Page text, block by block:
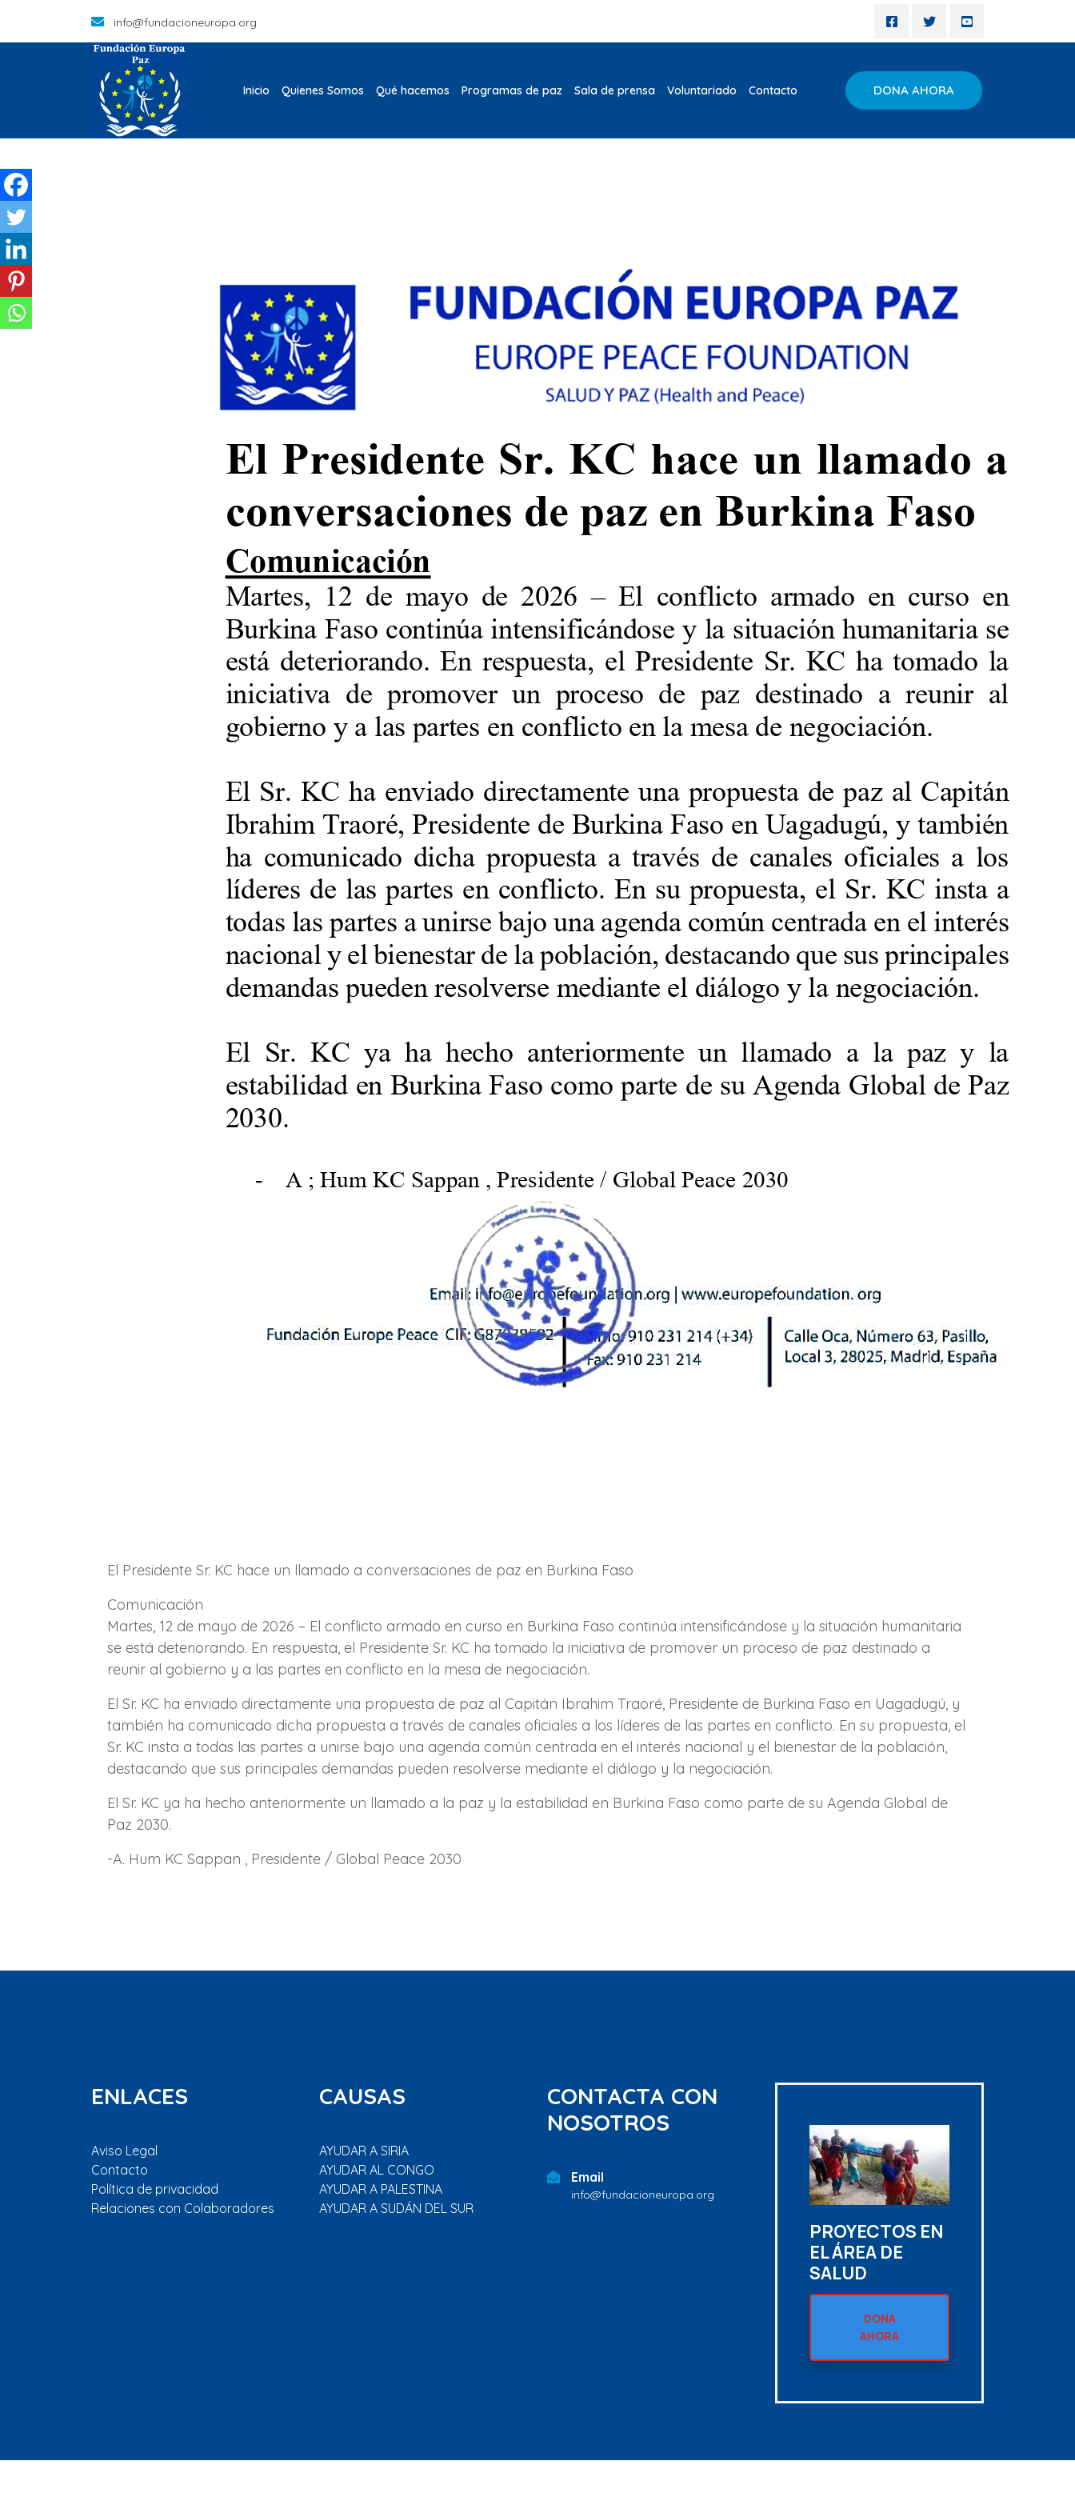
info@fundacioneuropa.org
Inicio Quienes Somos Qué hacemos Programas de paz Sala de prensa Voluntariado Contacto DONA AHORA
El Presidente Sr. KC hace un llamado a conversaciones de paz en Burkina Faso
Comunicación
Martes, 12 de mayo de 2026 – El conflicto armado en curso en Burkina Faso continúa intensificándose y la situación humanitaria
se está deteriorando. En respuesta, el Presidente Sr. KC ha tomado la iniciativa de promover un proceso de paz destinado a
reunir al gobierno y a las partes en conflicto en la mesa de negociación.
El Sr. KC ha enviado directamente una propuesta de paz al Capitán Ibrahim Traoré, Presidente de Burkina Faso en Uagadugú, y
también ha comunicado dicha propuesta a través de canales oficiales a los líderes de las partes en conflicto. En su propuesta, el
Sr. KC insta a todas las partes a unirse bajo una agenda común centrada en el interés nacional y el bienestar de la población,
destacando que sus principales demandas pueden resolverse mediante el diálogo y la negociación.
El Sr. KC ya ha hecho anteriormente un llamado a la paz y la estabilidad en Burkina Faso como parte de su Agenda Global de
Paz 2030.
-A. Hum KC Sappan , Presidente / Global Peace 2030
ENLACES
Aviso Legal
Contacto
Política de privacidad
Relaciones con Colaboradores
CAUSAS
AYUDAR A SIRIA
AYUDAR AL CONGO
AYUDAR A PALESTINA
AYUDAR A SUDÁN DEL SUR
CONTACTA CON
NOSOTROS
Email
info@fundacioneuropa.org
PROYECTOS EN
EL ÁREA DE
SALUD
DONA
AHORA